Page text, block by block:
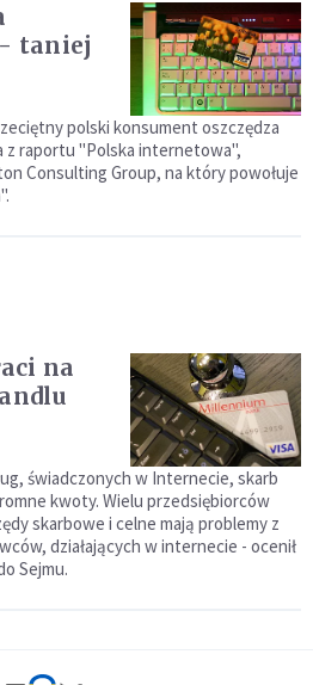
- taniej
polski konsument oszczędza
z raportu "Polska internetowa",
Consulting Group, na który powołuje
na
świadczonych w Internecie, skarb
kwoty. Wielu przedsiębiorców
skarbowe i celne mają problemy z
działających w internecie - ocenił
Sejmu.